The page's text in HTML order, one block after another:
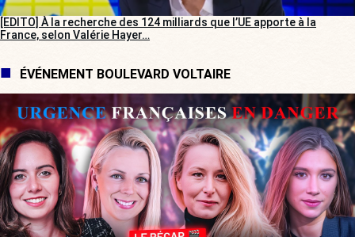
[EDITO] À la recherche des 124 milliards que l’UE apporte à la
France, selon Valérie Hayer…
ÉVÉNEMENT BOULEVARD VOLTAIRE